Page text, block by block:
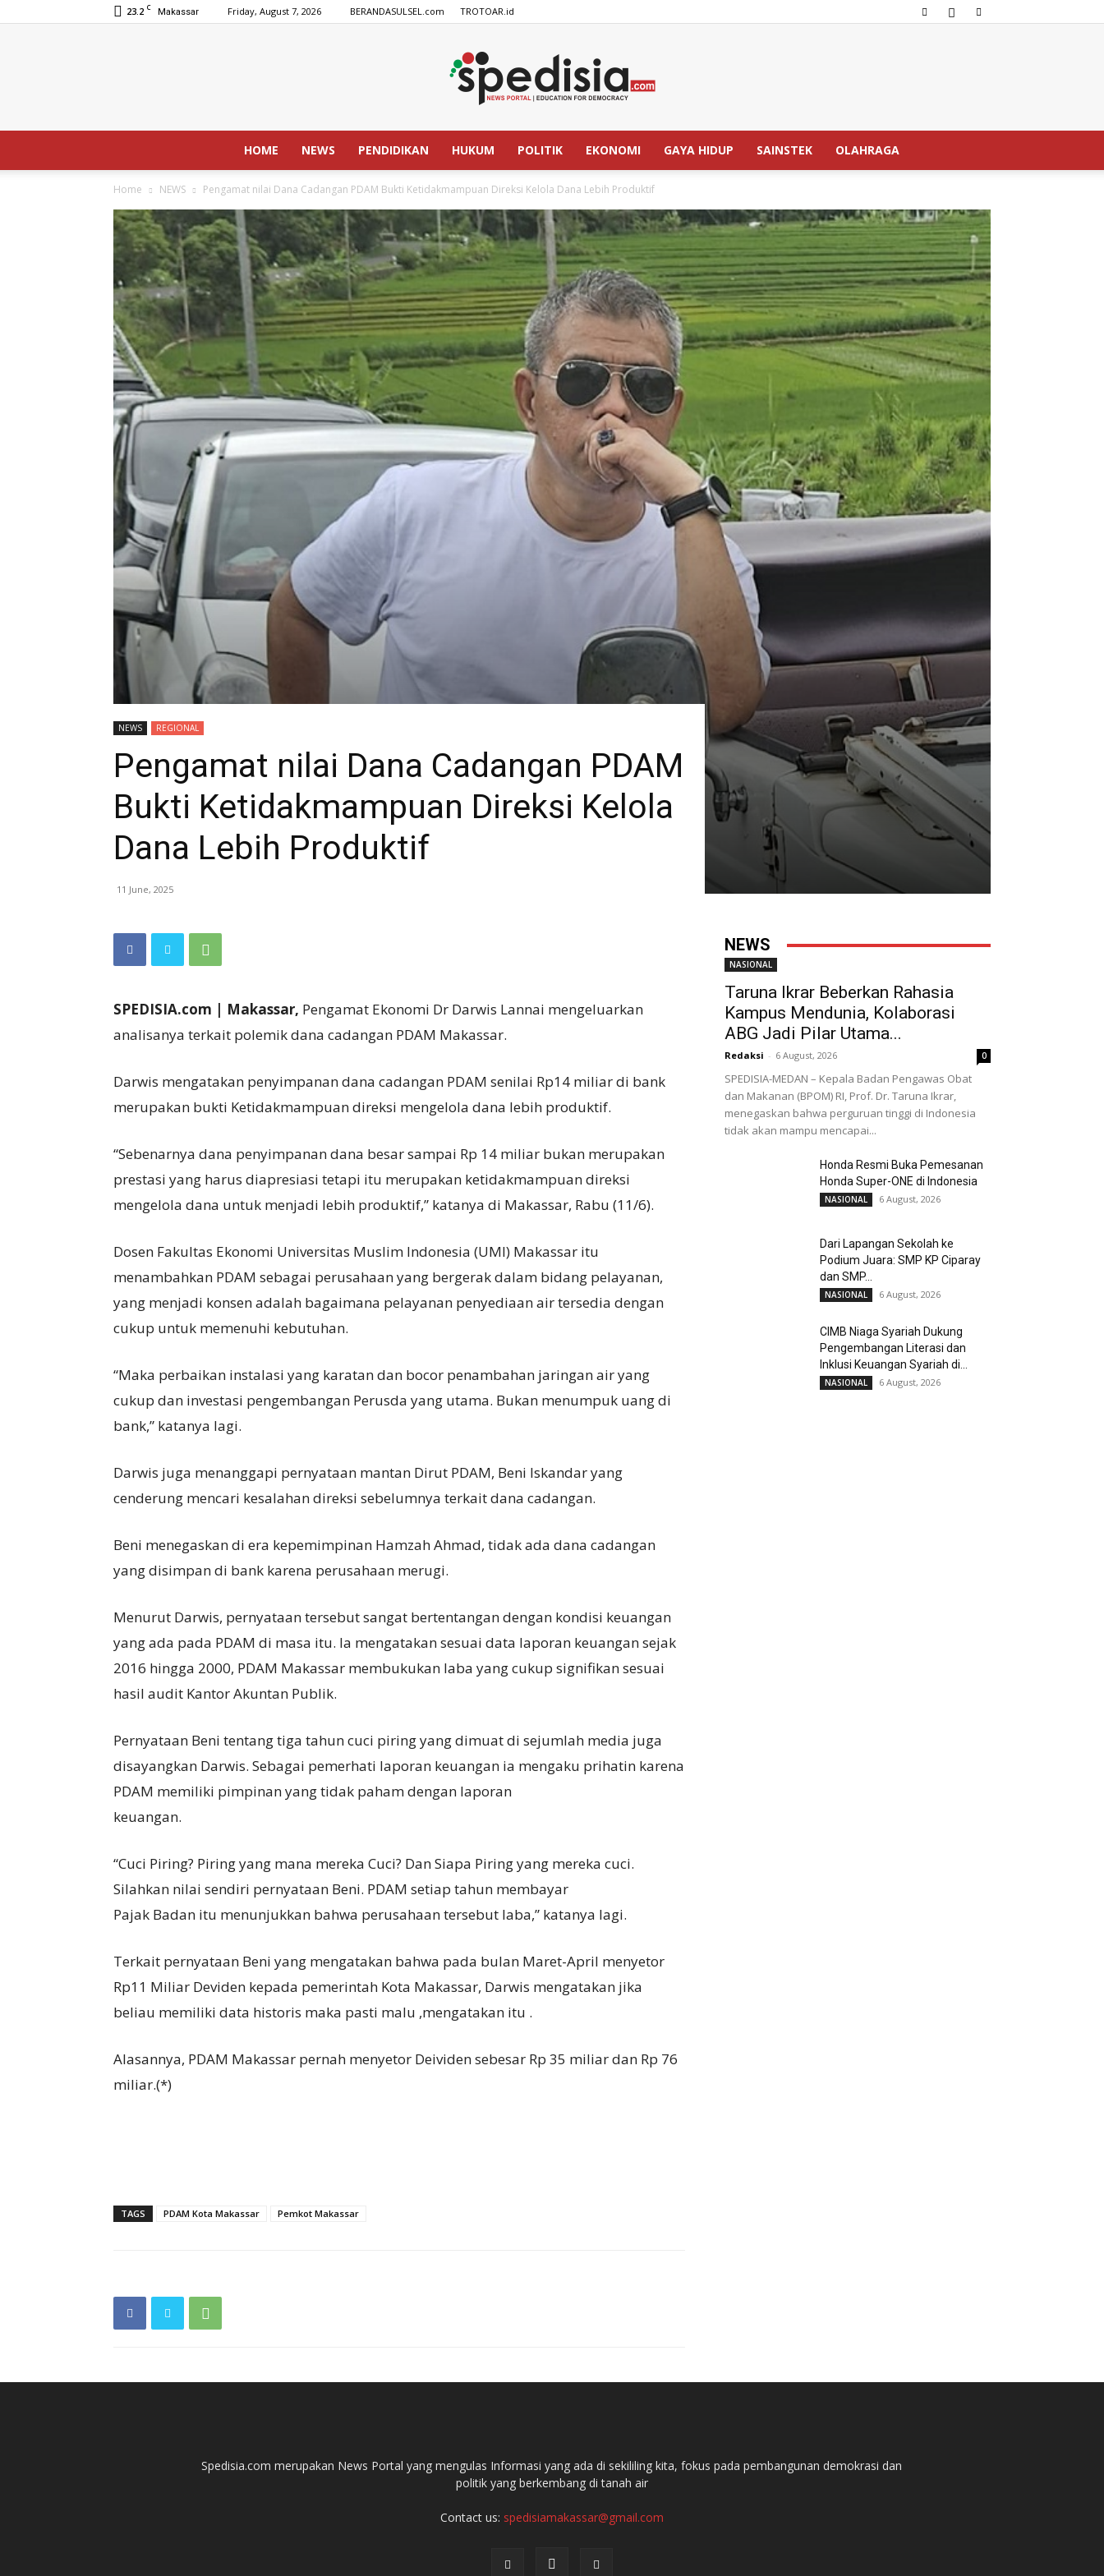
23.2 C Makassar Friday, August 7, 2026 BERANDASULSEL.com TROTOAR.id
SPEDISIA.com
HOME NEWS PENDIDIKAN HUKUM POLITIK EKONOMI GAYA HIDUP SAINSTEK OLAHRAGA
Home NEWS Pengamat nilai Dana Cadangan PDAM Bukti Ketidakmampuan Direksi Kelola Dana Lebih Produktif
NEWS REGIONAL
Pengamat nilai Dana Cadangan PDAM
Bukti Ketidakmampuan Direksi Kelola
Dana Lebih Produktif
11 June, 2025
SPEDISIA.com | Makassar, Pengamat Ekonomi Dr Darwis Lannai mengeluarkan
analisanya terkait polemik dana cadangan PDAM Makassar.
Darwis mengatakan penyimpanan dana cadangan PDAM senilai Rp14 miliar di bank
merupakan bukti Ketidakmampuan direksi mengelola dana lebih produktif.
“Sebenarnya dana penyimpanan dana besar sampai Rp 14 miliar bukan merupakan
prestasi yang harus diapresiasi tetapi itu merupakan ketidakmampuan direksi
mengelola dana untuk menjadi lebih produktif,” katanya di Makassar, Rabu (11/6).
Dosen Fakultas Ekonomi Universitas Muslim Indonesia (UMI) Makassar itu
menambahkan PDAM sebagai perusahaan yang bergerak dalam bidang pelayanan,
yang menjadi konsen adalah bagaimana pelayanan penyediaan air tersedia dengan
cukup untuk memenuhi kebutuhan.
“Maka perbaikan instalasi yang karatan dan bocor penambahan jaringan air yang
cukup dan investasi pengembangan Perusda yang utama. Bukan menumpuk uang di
bank,” katanya lagi.
Darwis juga menanggapi pernyataan mantan Dirut PDAM, Beni Iskandar yang
cenderung mencari kesalahan direksi sebelumnya terkait dana cadangan.
Beni menegaskan di era kepemimpinan Hamzah Ahmad, tidak ada dana cadangan
yang disimpan di bank karena perusahaan merugi.
Menurut Darwis, pernyataan tersebut sangat bertentangan dengan kondisi keuangan
yang ada pada PDAM di masa itu. Ia mengatakan sesuai data laporan keuangan sejak
2016 hingga 2000, PDAM Makassar membukukan laba yang cukup signifikan sesuai
hasil audit Kantor Akuntan Publik.
Pernyataan Beni tentang tiga tahun cuci piring yang dimuat di sejumlah media juga
disayangkan Darwis. Sebagai pemerhati laporan keuangan ia mengaku prihatin karena
PDAM memiliki pimpinan yang tidak paham dengan laporan
keuangan.
“Cuci Piring? Piring yang mana mereka Cuci? Dan Siapa Piring yang mereka cuci.
Silahkan nilai sendiri pernyataan Beni. PDAM setiap tahun membayar
Pajak Badan itu menunjukkan bahwa perusahaan tersebut laba,” katanya lagi.
Terkait pernyataan Beni yang mengatakan bahwa pada bulan Maret-April menyetor
Rp11 Miliar Deviden kepada pemerintah Kota Makassar, Darwis mengatakan jika
beliau memiliki data historis maka pasti malu ,mengatakan itu .
Alasannya, PDAM Makassar pernah menyetor Deividen sebesar Rp 35 miliar dan Rp 76
miliar.(*)
TAGS PDAM Kota Makassar Pemkot Makassar
NEWS
NASIONAL
Taruna Ikrar Beberkan Rahasia
Kampus Mendunia, Kolaborasi
ABG Jadi Pilar Utama...
Redaksi - 6 August, 2026 0
SPEDISIA-MEDAN – Kepala Badan Pengawas Obat
dan Makanan (BPOM) RI, Prof. Dr. Taruna Ikrar,
menegaskan bahwa perguruan tinggi di Indonesia
tidak akan mampu mencapai...
Honda Resmi Buka Pemesanan
Honda Super-ONE di Indonesia
NASIONAL 6 August, 2026
Dari Lapangan Sekolah ke
Podium Juara: SMP KP Ciparay
dan SMP...
NASIONAL 6 August, 2026
CIMB Niaga Syariah Dukung
Pengembangan Literasi dan
Inklusi Keuangan Syariah di...
NASIONAL 6 August, 2026
Spedisia.com merupakan News Portal yang mengulas Informasi yang ada di sekililing kita, fokus pada pembangunan demokrasi dan
politik yang berkembang di tanah air
Contact us: spedisiamakassar@gmail.com